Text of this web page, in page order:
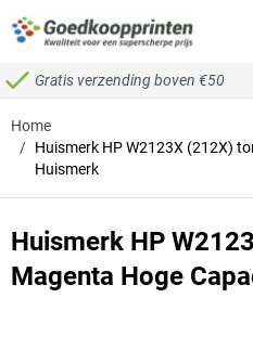
Ga naar de inhoud
Gratis verzending boven €50
Home
/ Huismerk HP W2123X (212X)
Huismerk
Huismerk HP
Magenta Hoge